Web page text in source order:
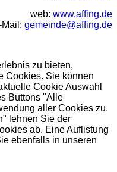
web: www.affing.de
Mail: gemeinde@affing.de
zu bieten,
Cookies. Sie können
Cookie Auswahl
Buttons "Alle
aller Cookies zu.
lehnen Sie der
ab. Eine Auflistung
ebenfalls in unseren